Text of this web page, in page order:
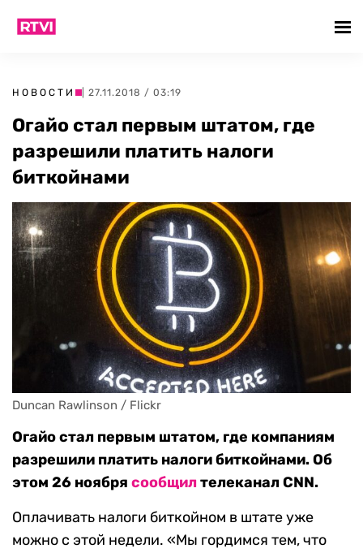
НОВОСТИ | 27.11.2018 / 03:19
Огайо стал первым штатом, где
разрешили платить налоги
биткойнами
Duncan Rawlinson / Flickr
Огайо стал первым штатом, где компаниям
разрешили платить налоги биткойнами. Об
этом 26 ноября сообщилтелеканал CNN.
Оплачивать налоги биткойном в штате уже
можно с этой недели. «Мы гордимся тем, что